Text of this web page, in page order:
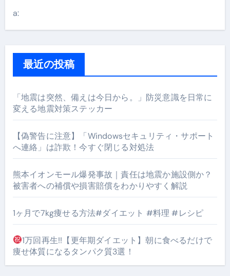
a:
最近の投稿
「地震は突然、備えは今日から。」防災意識を日常に
変える地震対策ステッカー
【偽警告に注意】「Windowsセキュリティ・サポート
へ連絡」は詐欺！今すぐ閉じる対処法
熊本イオンモール爆発事故｜責任は地震か施設側か？
被害者への補償や損害賠償をわかりやすく解説
1ヶ月で7kg痩せる方法#ダイエット #料理 #レシピ
1万回再生!!【更年期ダイエット】朝に食べるだけで
痩せ体質になるタンパク質3選！